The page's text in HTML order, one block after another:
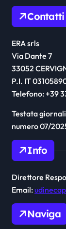
Contatti
ERA srls
Via Dante 7
33052
P.I. IT
Telefono: +39
Testata
numero 07/
Info
Direttore
Email:
Naviga